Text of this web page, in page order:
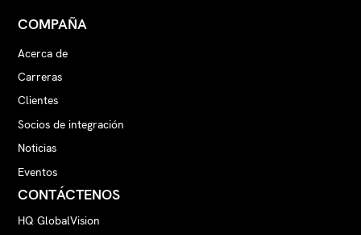
COMPAÑA
Acerca de
Carreras
Clientes
Socios de integración
Noticias
Eventos
CONTÁCTENOS
HQ GlobalVision